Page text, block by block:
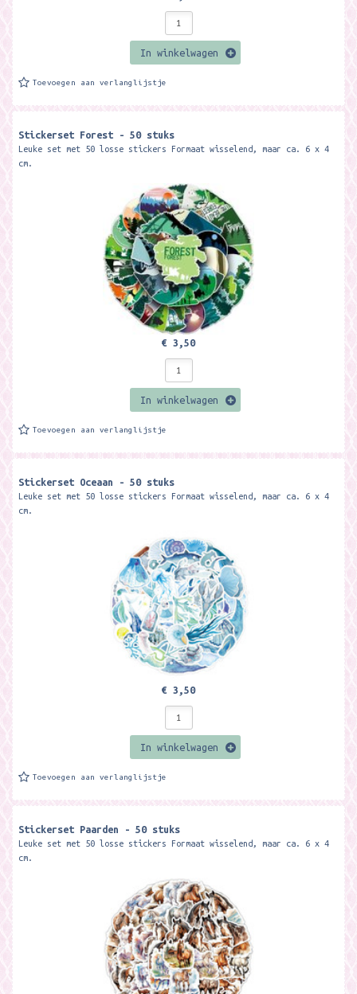
In winkelwagen
Toevoegen aan verlanglijstje
Stickerset Forest - 50 stuks
Leuke set met 50 losse stickers Formaat wisselend, maar ca. 6 x 4
cm.
€ 3,50
In winkelwagen
Toevoegen aan verlanglijstje
Stickerset Oceaan - 50 stuks
Leuke set met 50 losse stickers Formaat wisselend, maar ca. 6 x 4
cm.
€ 3,50
In winkelwagen
Toevoegen aan verlanglijstje
Stickerset Paarden - 50 stuks
Leuke set met 50 losse stickers Formaat wisselend, maar ca. 6 x 4
cm.